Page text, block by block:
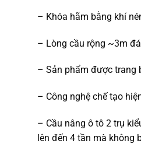
– Khóa hãm bằng khí
– Lòng cầu rộng ~3m
– Sản phẩm được trang
– Công nghệ chế tạo
– Cầu nâng ô tô 2 trụ
lên đến 4 tần mà không